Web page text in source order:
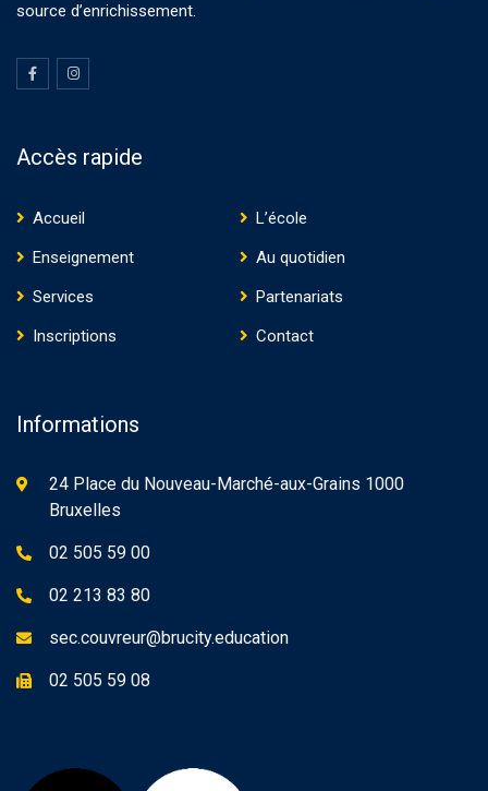
source d’enrichissement.
Accès rapide
Accueil
L’école
Enseignement
Au quotidien
Services
Partenariats
Inscriptions
Contact
Informations
24 Place du Nouveau-Marché-aux-Grains 1000
Bruxelles
02 505 59 00
02 213 83 80
sec.couvreur@brucity.education
02 505 59 08